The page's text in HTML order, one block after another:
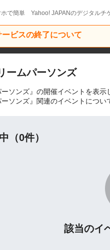
ホで簡単 Yahoo! JAPANのデジタルチ
ビスの終了について
ームパーソンズ
ソンズ』の開催イベントを表示
ソンズ』関連のイベントについ
（0件）
該当のイ